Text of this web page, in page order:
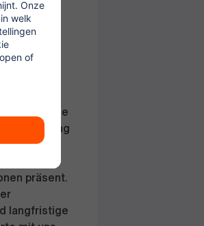
4,00
ONE
SIXT ride
Zugang
präsent.
langfristige